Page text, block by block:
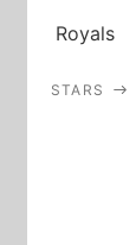
Royals
STARS